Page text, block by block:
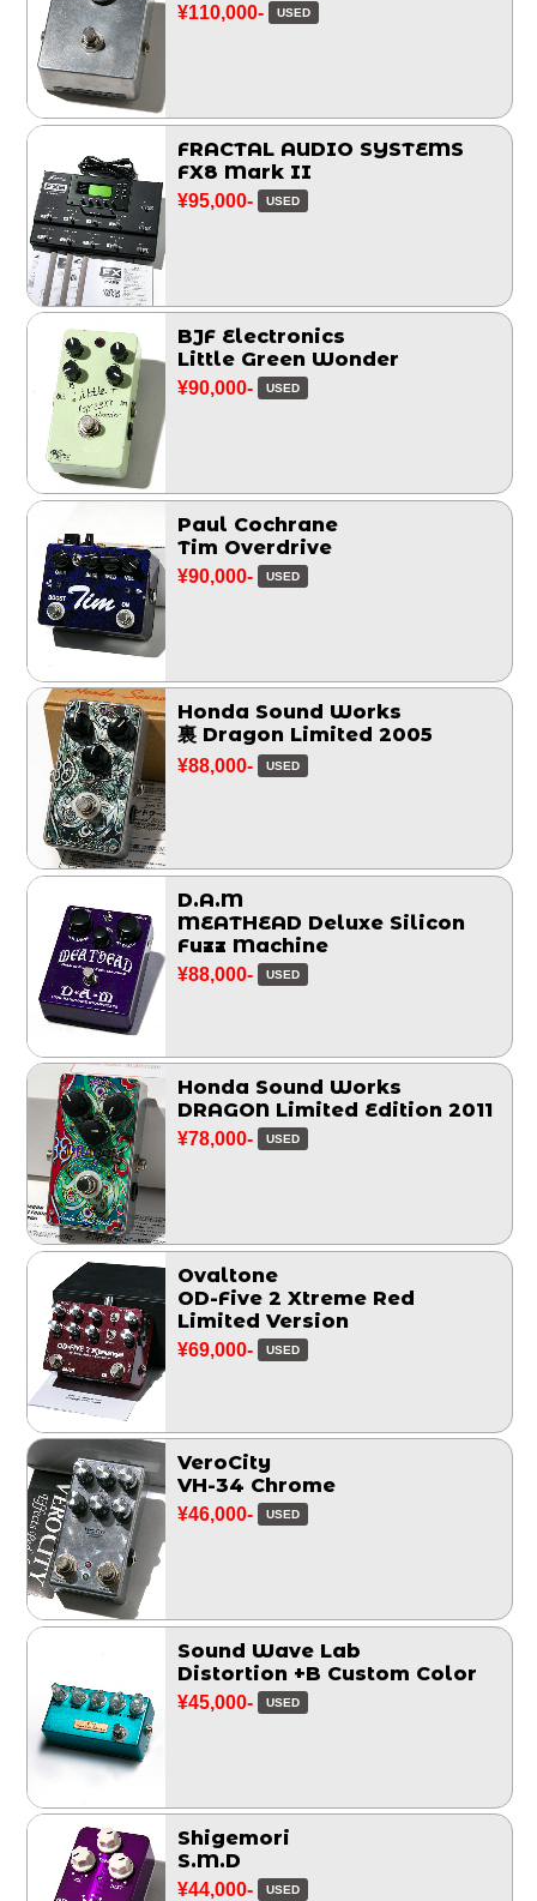
¥110,000- USED
FRACTAL AUDIO SYSTEMS
FX8 Mark II
¥95,000- USED
BJF Electronics
Little Green Wonder
¥90,000- USED
Paul Cochrane
Tim Overdrive
¥90,000- USED
Honda Sound Works
裏 Dragon Limited 2005
¥88,000- USED
D.A.M
MEATHEAD Deluxe Silicon
Fuzz Machine
¥88,000- USED
Honda Sound Works
DRAGON Limited Edition 2011
¥78,000- USED
Ovaltone
OD-Five 2 Xtreme Red
Limited Version
¥69,000- USED
VeroCity
VH-34 Chrome
¥46,000- USED
Sound Wave Lab
Distortion +B Custom Color
¥45,000- USED
Shigemori
S.M.D
¥44,000- USED